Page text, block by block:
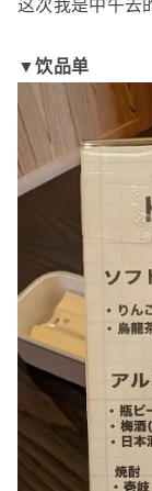
这次我是中午去
▼饮品单